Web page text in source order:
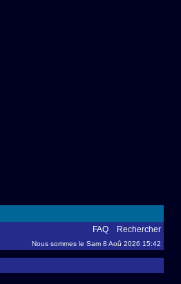
FAQ Rechercher
Nous sommes le Sam 8 Aoû 2026 15:42